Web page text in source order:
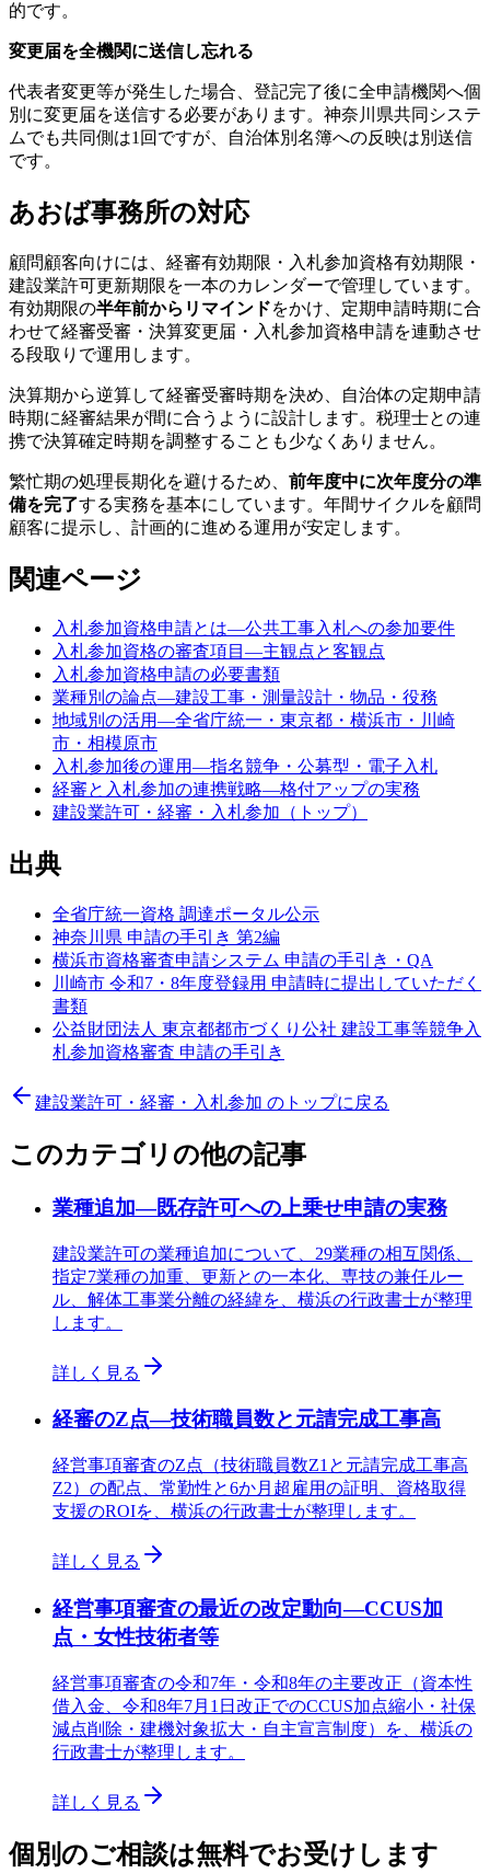
的です。
変更届を全機関に送信し忘れる
代表者変更等が発生した場合、登記完了後に全申請機関へ個
別に変更届を送信する必要があります。神奈川県共同システ
ムでも共同側は1回ですが、自治体別名簿への反映は別送信
です。
あおば事務所の対応
顧問顧客向けには、経審有効期限・入札参加資格有効期限・
建設業許可更新期限を一本のカレンダーで管理しています。
有効期限の半年前からリマインドをかけ、定期申請時期に合
わせて経審受審・決算変更届・入札参加資格申請を連動させ
る段取りで運用します。
決算期から逆算して経審受審時期を決め、自治体の定期申請
時期に経審結果が間に合うように設計します。税理士との連
携で決算確定時期を調整することも少なくありません。
繁忙期の処理長期化を避けるため、 前年度中に次年度分の準
備を完了する実務を基本にしています。年間サイクルを顧問
顧客に提示し、計画的に進める運用が安定します。
関連ページ
入札参加資格申請とは—公共工事入札への参加要件
入札参加資格の審査項目—主観点と客観点
入札参加資格申請の必要書類
業種別の論点—建設工事・測量設計・物品・役務
地域別の活用—全省庁統一・東京都・横浜市・川崎
市・相模原市
入札参加後の運用—指名競争・公募型・電子入札
経審と入札参加の連携戦略—格付アップの実務
建設業許可・経審・入札参加（トップ）
出典
全省庁統一資格 調達ポータル公示
神奈川県 申請の手引き 第2編
横浜市資格審査申請システム 申請の手引き・QA
川崎市 令和7・8年度登録用 申請時に提出していただく
書類
公益財団法人 東京都都市づくり公社 建設工事等競争入
札参加資格審査 申請の手引き
建設業許可・経審・入札参加 のトップに戻る
このカテゴリの他の記事
業種追加—既存許可への上乗せ申請の実務
建設業許可の業種追加について、29業種の相互関係、
指定7業種の加重、更新との一本化、専技の兼任ルー
ル、解体工事業分離の経緯を、横浜の行政書士が整理
します。
詳しく見る
経審のZ点—技術職員数と元請完成工事高
経営事項審査のZ点（技術職員数Z1と元請完成工事高
Z2）の配点、常勤性と6か月超雇用の証明、資格取得
支援のROIを、横浜の行政書士が整理します。
詳しく見る
経営事項審査の最近の改定動向—CCUS加
点・女性技術者等
経営事項審査の令和7年・令和8年の主要改正（資本性
借入金、令和8年7月1日改正でのCCUS加点縮小・社保
減点削除・建機対象拡大・自主宣言制度）を、横浜の
行政書士が整理します。
詳しく見る
個別のご相談は無料でお受けします